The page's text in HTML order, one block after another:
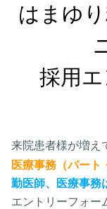
はまゆ
採用
来院患者様が増え
医療事務（パート
勤医師、医療事務
エントリーフォー